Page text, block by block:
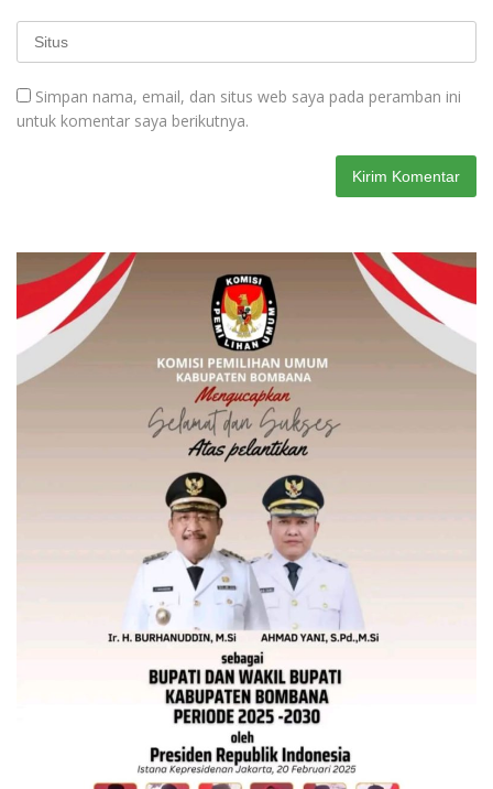
Simpan nama, email, dan situs web saya pada peramban ini
untuk komentar saya berikutnya.